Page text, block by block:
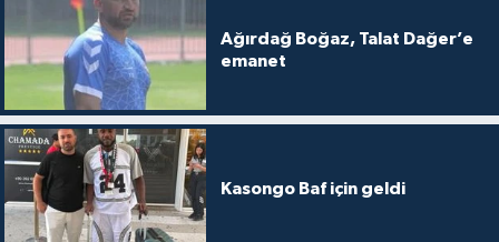
Ağırdağ Boğaz, Talat Dağer’e
emanet
Kasongo Baf için geldi